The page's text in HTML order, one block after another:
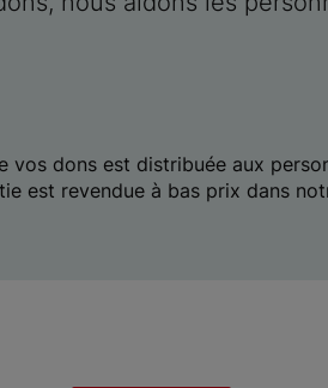
vos dons est distribuée aux
est revendue à bas prix dans